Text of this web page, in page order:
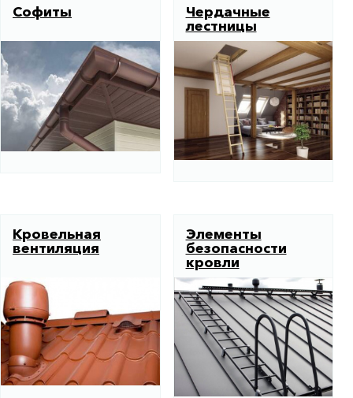
Софиты
Чердачные
лестницы
Кровельная
вентиляция
Элементы
безопасности
кровли